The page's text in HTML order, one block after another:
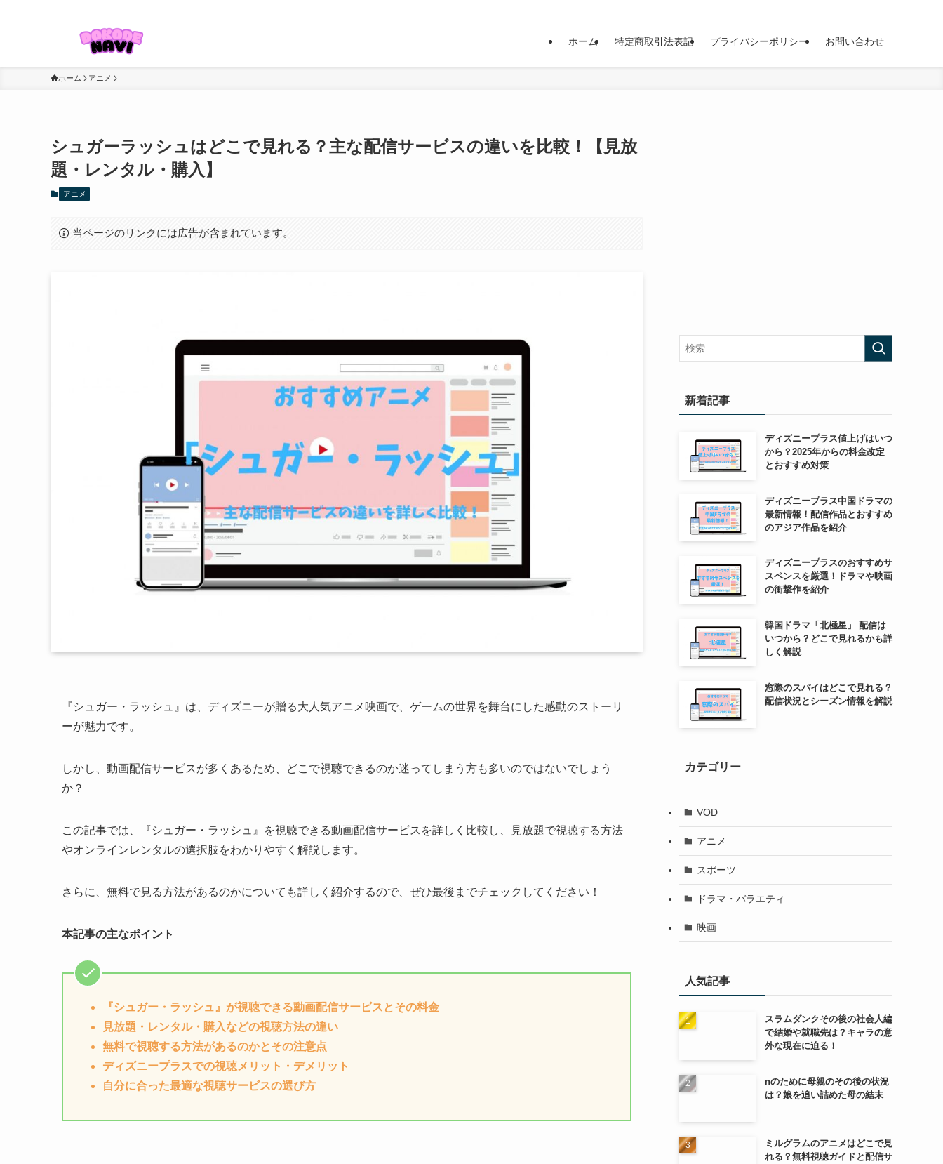
ホーム 特定商取引法表記 プライバシーポリシー お問い合わせ
ホーム アニメ
シュガーラッシュはどこで見れる？主な配信サービスの違いを比較！【見放
題・レンタル・購入】
アニメ
当ページのリンクには広告が含まれています。
『シュガー・ラッシュ』は、ディズニーが贈る大人気アニメ映画で、ゲームの世界を舞台にした感動のストーリ
ーが魅力です。
しかし、動画配信サービスが多くあるため、どこで視聴できるのか迷ってしまう方も多いのではないでしょう
か？
この記事では、『シュガー・ラッシュ』を視聴できる動画配信サービスを詳しく比較し、見放題で視聴する方法
やオンラインレンタルの選択肢をわかりやすく解説します。
さらに、無料で見る方法があるのかについても詳しく紹介するので、ぜひ最後までチェックしてください！
本記事の主なポイント
『シュガー・ラッシュ』が視聴できる動画配信サービスとその料金
見放題・レンタル・購入などの視聴方法の違い
無料で視聴する方法があるのかとその注意点
ディズニープラスでの視聴メリット・デメリット
自分に合った最適な視聴サービスの選び方
新着記事
ディズニープラス値上げはいつ
から？2025年からの料金改定
とおすすめ対策
ディズニープラス中国ドラマの
最新情報！配信作品とおすすめ
のアジア作品を紹介
ディズニープラスのおすすめサ
スペンスを厳選！ドラマや映画
の衝撃作を紹介
韓国ドラマ「北極星」 配信は
いつから？どこで見れるかも詳
しく解説
窓際のスパイはどこで見れる？
配信状況とシーズン情報を解説
カテゴリー
VOD
アニメ
スポーツ
ドラマ・バラエティ
映画
人気記事
スラムダンクその後の社会人編
で結婚や就職先は？キャラの意
外な現在に迫る！
nのために母親のその後の状況
は？娘を追い詰めた母の結末
ミルグラムのアニメはどこで見
れる？無料視聴ガイドと配信サ